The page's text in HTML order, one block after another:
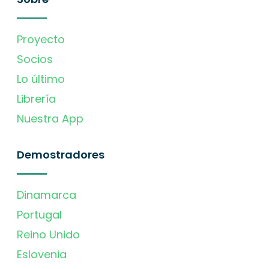
Proyecto
Socios
Lo último
Librería
Nuestra App
Demostradores
Dinamarca
Portugal
Reino Unido
Eslovenia